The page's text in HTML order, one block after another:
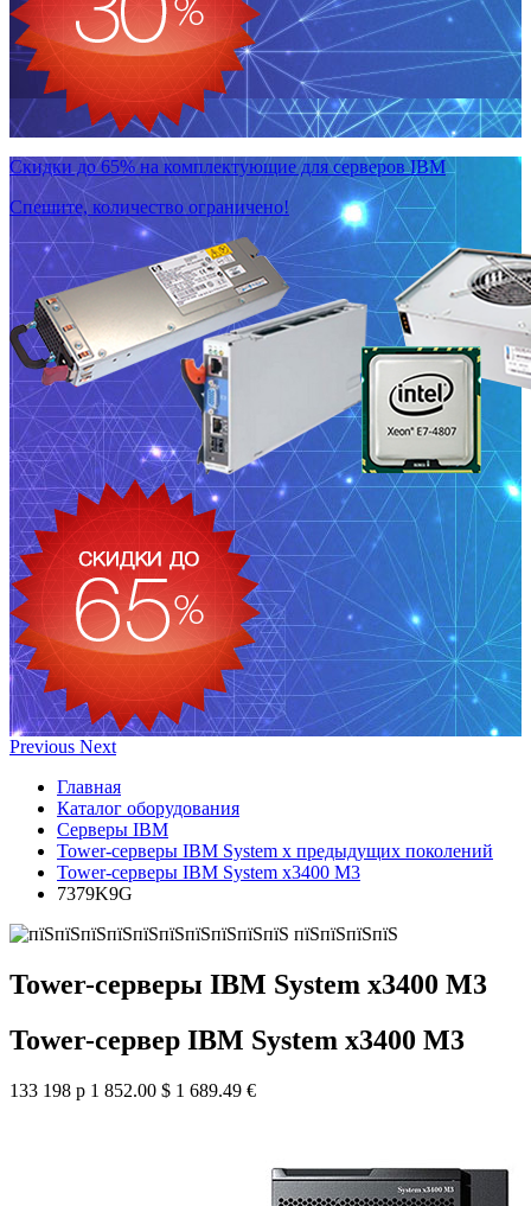
Скидки до 65% на комплектующие для серверов IBM
Спешите, количество ограничено!
Previous Next
Главная
Каталог оборудования
Серверы IBM
Tower-серверы IBM System x предыдущих поколений
Tower-серверы IBM System x3400 M3
7379K9G
Tower-серверы IBM System x3400 M3
Tower-сервер IBM System x3400 M3
133 198 р 1 852.00 $ 1 689.49 €